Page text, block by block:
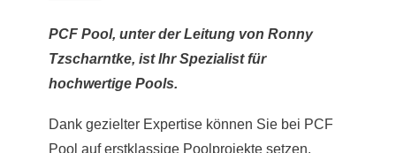
PCF Pool, unter der Leitung von Ronny
Tzscharntke, ist Ihr Spezialist für
hochwertige Pools.
Dank gezielter Expertise können Sie bei PCF
Pool auf erstklassige Poolprojekte setzen.